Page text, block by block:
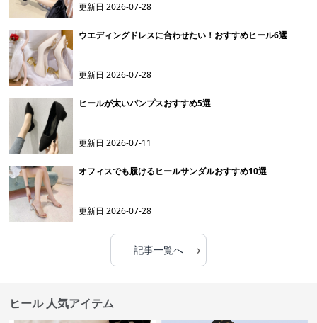
更新日2026-07-28
ウエディングドレスに合わせたい！おすすめヒール6選
更新日2026-07-28
ヒールが太いパンプスおすすめ5選
更新日2026-07-11
オフィスでも履けるヒールサンダルおすすめ10選
更新日2026-07-28
記事一覧へ ›
ヒール 人気アイテム